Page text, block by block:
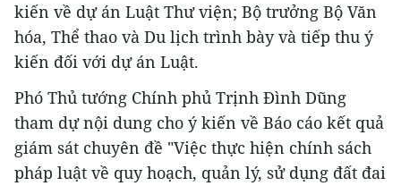
kiến về dự án Luật Thư viện; Bộ trưởng Bộ Văn
hóa, Thể thao và Du lịch trình bày và tiếp thu ý
kiến đối với dự án Luật.
Phó Thủ tướng Chính phủ Trịnh Đình Dũng
tham dự nội dung cho ý kiến về Báo cáo kết quả
giám sát chuyên đề "Việc thực hiện chính sách
pháp luật về quy hoạch, quản lý, sử dụng đất đai